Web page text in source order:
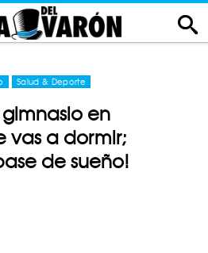
Salud & Deporte
en
vas a dormir;
de sueño!